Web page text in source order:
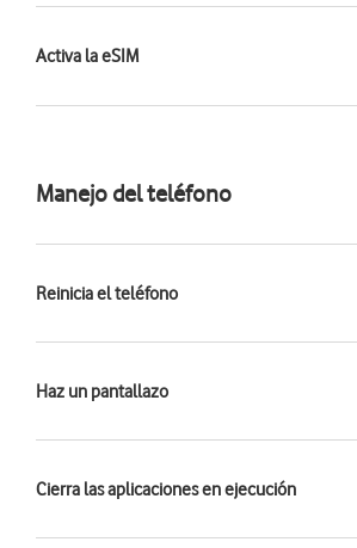
Activa la eSIM
Manejo del teléfono
Reinicia el teléfono
Haz un pantallazo
Cierra las aplicaciones en ejecución